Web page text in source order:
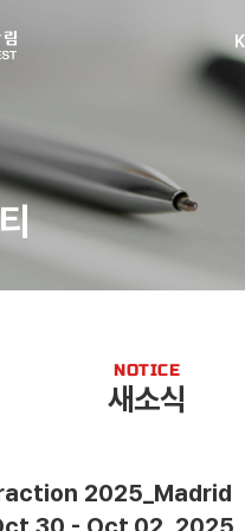
NOTICE
새소식
2025_Madrid